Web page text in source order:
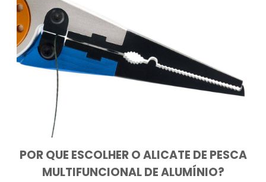
POR QUE ESCOLHER O ALICATE DE PESCA
MULTIFUNCIONAL DE ALUMÍNIO?